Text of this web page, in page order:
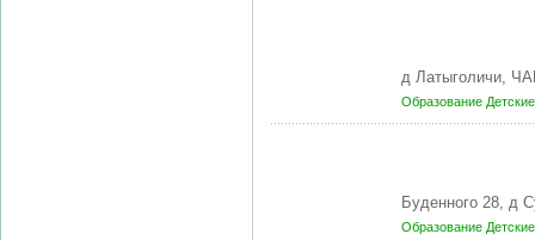
д Латыголичи,
Образование
Буденного 28, д
Образование